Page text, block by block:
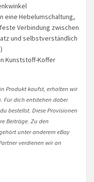
eine Hebelumschaltung,
Verbindung zwischen
und selbstverständlich
Kunststoff-Koffer
Produkt kaufst, erhalten wir
Für dich entstehen dabei
bestellst. Diese Provisionen
Beiträge. Zu den
unter anderem eBay
verdienen wir an